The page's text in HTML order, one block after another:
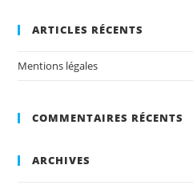
ARTICLES RÉCENTS
Mentions légales
COMMENTAIRES RÉCENTS
ARCHIVES